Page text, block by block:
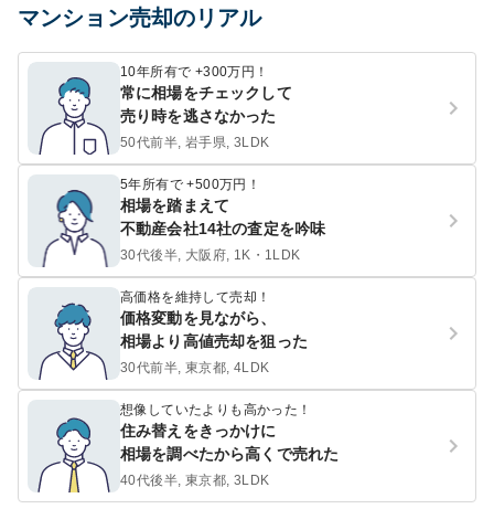
マンション売却のリアル
10年所有で +300万円！
常に相場をチェックして
売り時を逃さなかった
50代前半, 岩手県, 3LDK
5年所有で +500万円！
相場を踏まえて
不動産会社14社の査定を吟味
30代後半, 大阪府, 1K・1LDK
高価格を維持して売却！
価格変動を見ながら、
相場より高値売却を狙った
30代前半, 東京都, 4LDK
想像していたよりも高かった！
住み替えをきっかけに
相場を調べたから高くで売れた
40代後半, 東京都, 3LDK